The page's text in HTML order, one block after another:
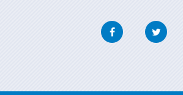
Facebook